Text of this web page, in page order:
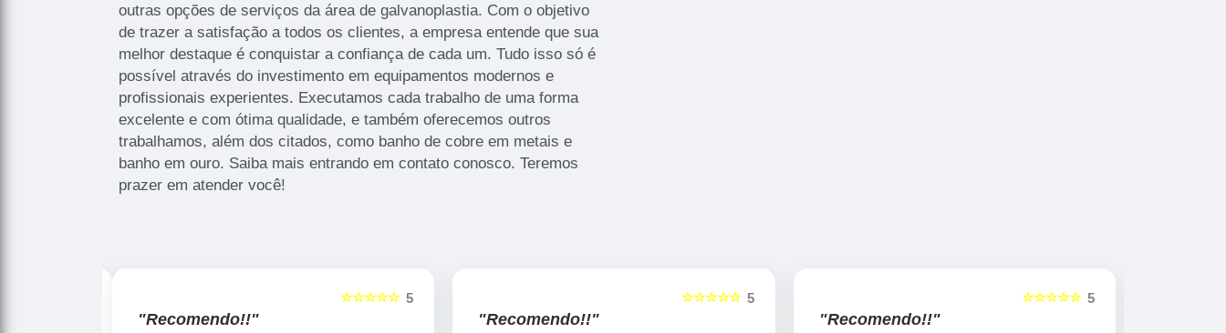
outras opções de serviços da área de galvanoplastia. Com o objetivo
de trazer a satisfação a todos os clientes, a empresa entende que sua
melhor destaque é conquistar a confiança de cada um. Tudo isso só é
possível através do investimento em equipamentos modernos e
profissionais experientes. Executamos cada trabalho de uma forma
excelente e com ótima qualidade, e também oferecemos outros
trabalhamos, além dos citados, como banho de cobre em metais e
banho em ouro. Saiba mais entrando em contato conosco. Teremos
prazer em atender você!
5
☆☆☆☆☆
"Recomendo!!"
5
☆☆☆☆☆
"Recomendo!!"
5
☆☆☆☆☆
"Recomendo!!"